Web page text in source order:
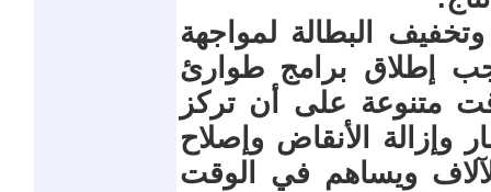
البطالة لمواجهة
إطلاق برامج طوارئ
متنوعة على أن تركز
وإزالة الأنقاض وإصلاح
للآلاف ويساهم في الوقت